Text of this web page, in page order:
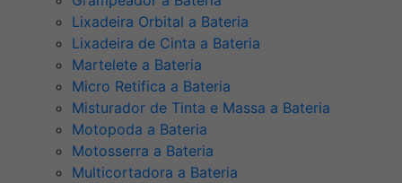
Lixadeira Orbital a Bateria
Lixadeira de Cinta a Bateria
Martelete a Bateria
Micro Retifica a Bateria
Misturador de Tinta e Massa a Bateria
Motopoda a Bateria
Motosserra a Bateria
Multicortadora a Bateria